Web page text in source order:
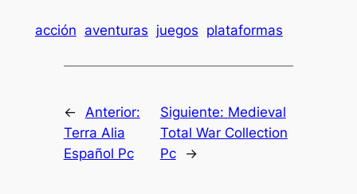
acción aventuras juegos plataformas
← Anterior:
Terra Alia
Español Pc
Siguiente: Medieval
Total War Collection
Pc
→